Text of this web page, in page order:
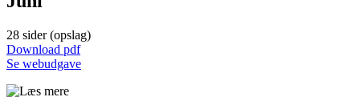
28 sider (opslag)
Down­load pdf
Se web­udgave